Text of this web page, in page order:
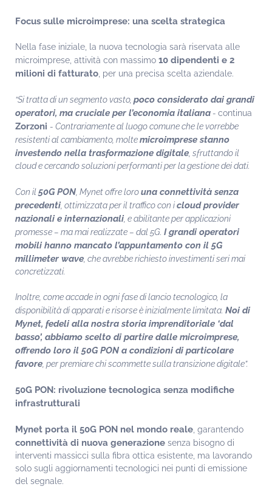
Focus sulle microimprese: una scelta strategica
Nella fase iniziale, la nuova tecnologia sarà riservata alle
microimprese, attività con massimo 10 dipendenti e 2
milioni di fatturato, per una precisa scelta aziendale.
“Si tratta di un segmento vasto, poco considerato dai grandi
operatori, ma cruciale per l’economia italiana- continua
Zorzoni - Contrariamente al luogo comune che le vorrebbe
resistenti al cambiamento, moltemicroimprese stanno
investendo nella trasformazione digitale, sfruttando il
cloud e cercando soluzioni performanti per la gestione dei dati.
Con il50G PON, Mynet offre lorouna connettività senza
precedenti, ottimizzata per il traffico con icloud provider
nazionali e internazionali, e abilitante per applicazioni
promesse – ma mai realizzate – dal 5G. I grandi operatori
mobili hanno mancato l’appuntamento con il 5G
millimeter wave, che avrebbe richiesto investimenti seri mai
concretizzati.
Inoltre, come accade in ogni fase di lancio tecnologico, la
disponibilità di apparati e risorse è inizialmente limitata. Noi di
Mynet, fedeli alla nostra storia imprenditoriale ‘dal
basso’, abbiamo scelto di partire dalle microimprese,
offrendo loro il 50G PON a condizioni di particolare
favore, per premiare chi scommette sulla transizione digitale”.
50G PON: rivoluzione tecnologica senza modifiche
infrastrutturali
Mynet porta il 50G PON nel mondo reale, garantendo
connettività di nuova generazione senza bisogno di
interventi massicci sulla fibra ottica esistente, ma lavorando
solo sugli aggiornamenti tecnologici nei punti di emissione
del segnale.